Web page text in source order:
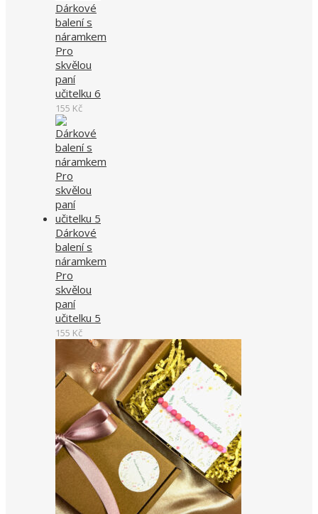
Dárkové
balení s
náramkem
Pro
skvělou
paní
učitelku 6
155 Kč
Dárkové
balení s
náramkem
Pro
skvělou
paní
učitelku 5
155 Kč